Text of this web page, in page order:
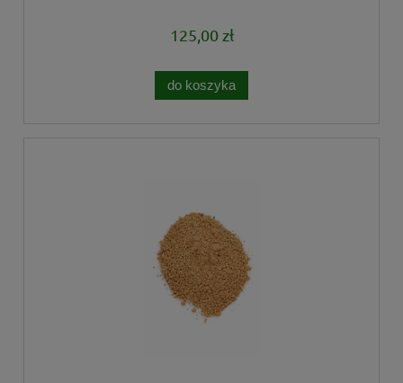
125,00 zł
do koszyka